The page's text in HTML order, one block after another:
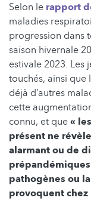
Selon le rapport
maladies
progression dans
saison hivernale
estivale 2023. Les
touchés, ainsi que
déjà d’autres
cette
connu, et que«
présent ne
alarmant ou de
pathogènes ou
provoquent chez